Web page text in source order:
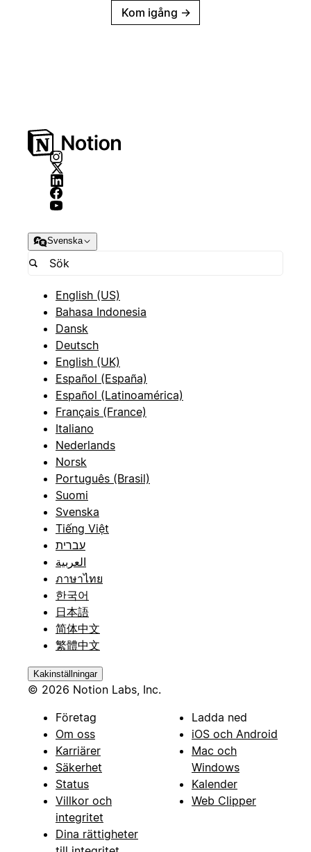
Kom igång →
Svenska
English (US)
Bahasa Indonesia
Dansk
Deutsch
English (UK)
Español (España)
Español (Latinoamérica)
Français (France)
Italiano
Nederlands
Norsk
Português (Brasil)
Suomi
Svenska
Tiếng Việt
עברית
العربية
ภาษาไทย
한국어
日本語
简体中文
繁體中文
Kakinställningar
© 2026 Notion Labs, Inc.
Företag
Om oss
Karriärer
Säkerhet
Status
Villkor och
integritet
Dina rättigheter
Ladda ned
iOS och Android
Mac och
Windows
Kalender
Web Clipper